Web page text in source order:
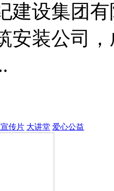
建设集团
安装公司
传片 大讲堂 爱心公益